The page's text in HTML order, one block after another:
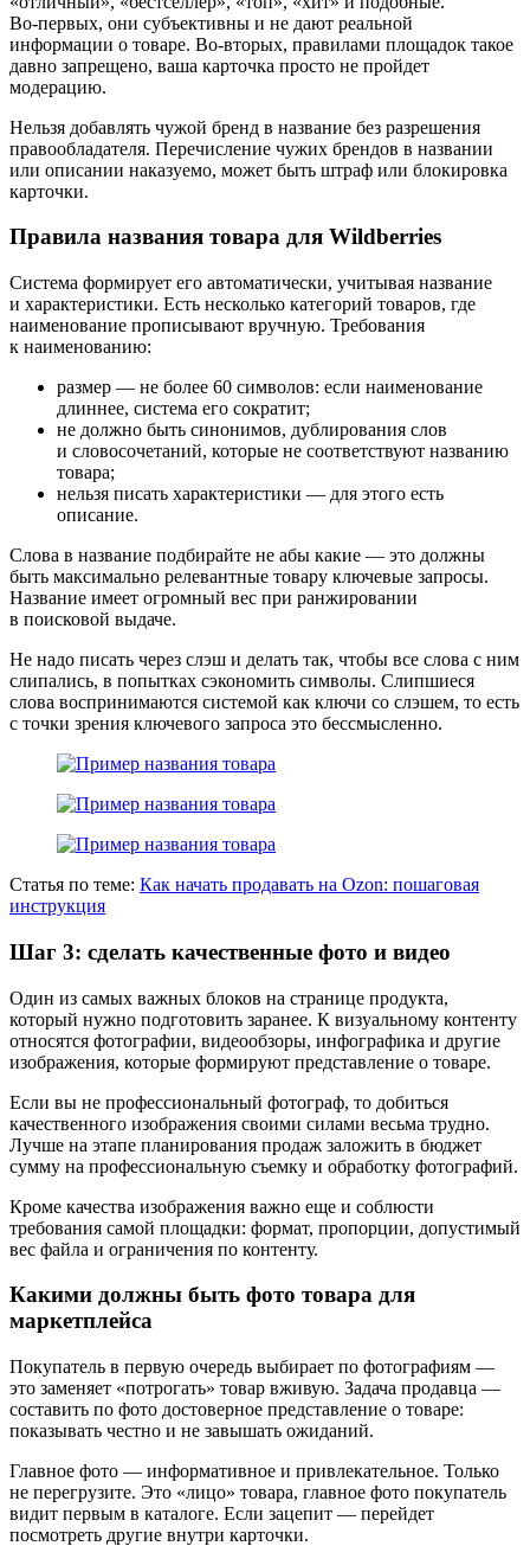
Во‑первых, они субъективны и не дают реальной
информации о товаре. Во‑вторых, правилами площадок такое
давно запрещено, ваша карточка просто не пройдет
модерацию.
Нельзя добавлять чужой бренд в название без разрешения
правообладателя. Перечисление чужих брендов в названии
или описании наказуемо, может быть штраф или блокировка
карточки.
Правила названия товара для Wildberries
Система формирует его автоматически, учитывая название
и характеристики. Есть несколько категорий товаров, где
наименование прописывают вручную. Требования
к наименованию:
размер — не более 60 символов: если наименование
длиннее, система его сократит;
не должно быть синонимов, дублирования слов
и словосочетаний, которые не соответствуют названию
товара;
нельзя писать характеристики — для этого есть
описание.
Слова в название подбирайте не абы какие — это должны
быть максимально релевантные товару ключевые запросы.
Название имеет огромный вес при ранжировании
в поисковой выдаче.
Не надо писать через слэш и делать так, чтобы все слова с ним
слипались, в попытках сэкономить символы. Слипшиеся
слова воспринимаются системой как ключи со слэшем, то есть
с точки зрения ключевого запроса это бессмысленно.
Статья по теме: Как начать продавать на Ozon: пошаговая
инструкция
Шаг 3: сделать качественные фото и видео
Один из самых важных блоков на странице продукта,
который нужно подготовить заранее. К визуальному контенту
относятся фотографии, видеообзоры, инфографика и другие
изображения, которые формируют представление о товаре.
Если вы не профессиональный фотограф, то добиться
качественного изображения своими силами весьма трудно.
Лучше на этапе планирования продаж заложить в бюджет
сумму на профессиональную съемку и обработку фотографий.
Кроме качества изображения важно еще и соблюсти
требования самой площадки: формат, пропорции, допустимый
вес файла и ограничения по контенту.
Какими должны быть фото товара для
маркетплейса
Покупатель в первую очередь выбирает по фотографиям —
это заменяет «потрогать» товар вживую. Задача продавца —
составить по фото достоверное представление о товаре:
показывать честно и не завышать ожиданий.
Главное фото — информативное и привлекательное. Только
не перегрузите. Это «лицо» товара, главное фото покупатель
видит первым в каталоге. Если зацепит — перейдет
посмотреть другие внутри карточки.